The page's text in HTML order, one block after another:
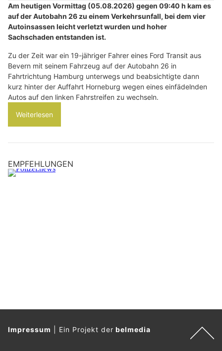
Am heutigen Vormittag (05.08.2026) gegen 09:40 h kam es
auf der Autobahn 26 zu einem Verkehrsunfall, bei dem vier
Autoinsassen leicht verletzt wurden und hoher
Sachschaden entstanden ist.
Zu der Zeit war ein 19-jähriger Fahrer eines Ford Transit aus
Bevern mit seinem Fahrzeug auf der Autobahn 26 in
Fahrtrichtung Hamburg unterwegs und beabsichtigte dann
kurz hinter der Auffahrt Horneburg wegen eines einfädelnden
Autos auf den linken Fahrstreifen zu wechseln.
Weiterlesen
EMPFEHLUNGEN
Impressum Ein Projekt derbelmedia